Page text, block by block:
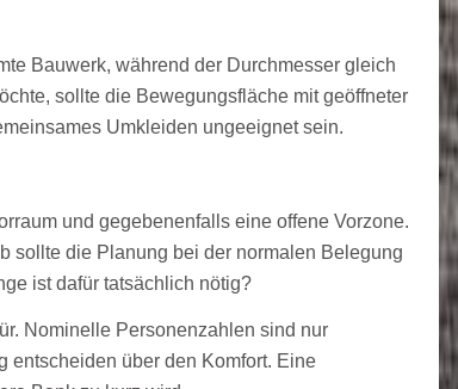
Bauwerk, während der Durchmesser gleich
sollte die Bewegungsfläche mit geöffneter
Umkleiden ungeeignet sein.
und gegebenenfalls eine offene Vorzone.
sollte die Planung bei der normalen Belegung
ist dafür tatsächlich nötig?
Nominelle Personenzahlen sind nur
entscheiden über den Komfort. Eine